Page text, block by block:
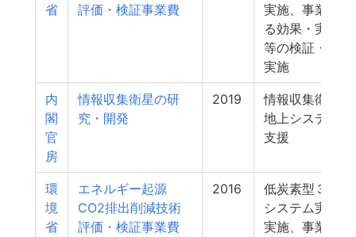
省
評価・検証事業費
実施、事業実施
る効果・実現
等の検証・評価
実施
内
閣
官
房
情報収集衛星の研
究・開発
2019
情報収集衛星に
地上システムの
支援
環
境
省
エネルギー起源
CO2排出削減技術
評価・検証事業費
2016
低炭素型３Ｒ技
システム実証
実施、事業実施